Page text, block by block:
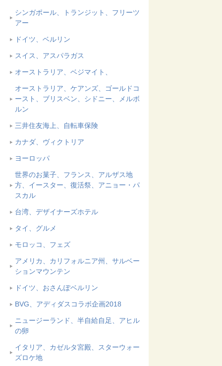
シンガポール、トランジット、フリーツ
アー
ドイツ、ベルリン
スイス、アスパラガス
オーストラリア、ベジマイト、
オーストラリア、ケアンズ、ゴールドコ
ースト、ブリスベン、シドニー、メルボ
ルン
三井住友海上、自転車保険
カナダ、ヴィクトリア
ヨーロッパ
世界のお菓子、フランス、アルザス地
方、イースター、復活祭、アニョー・パ
スカル
台湾、デザイナーズホテル
タイ、グルメ
モロッコ、フェズ
アメリカ、カリフォルニア州、サルベー
ションマウンテン
ドイツ、おさんぽベルリン
BVG、アディダスコラボ企画2018
ニュージーランド、半自給自足、アヒル
の卵
イタリア、カゼルタ宮殿、スターウォー
ズロケ地